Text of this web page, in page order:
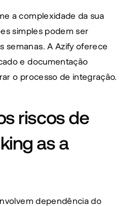
a complexidade da sua
simples podem ser
semanas. A Azify oferece
e documentação
o processo de integração.
riscos de
as a
dependência do